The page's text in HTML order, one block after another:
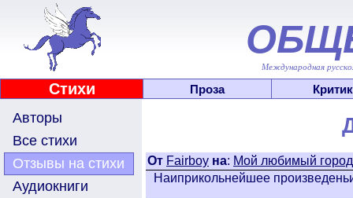
Международная
Стихи Проза
Авторы
Все стихи
Отзывы на стихи
Аудиокниги
От Fairboy на: Мой любимый город
Наиприкольнейшее